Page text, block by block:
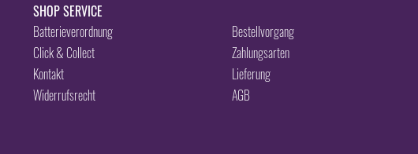
SHOP SERVICE
Batterieverordnung
Bestellvorgang
Click & Collect
Zahlungsarten
Kontakt
Lieferung
Widerrufsrecht
AGB